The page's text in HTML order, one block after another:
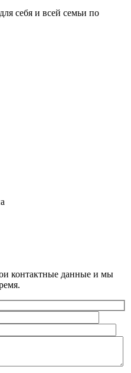
себя и всей семьи по
контактные данные и мы